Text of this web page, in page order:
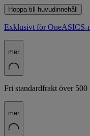
Hoppa till huvudinnehåll
Exklusivt för OneASICS-
mer
Fri standardfrakt över
mer